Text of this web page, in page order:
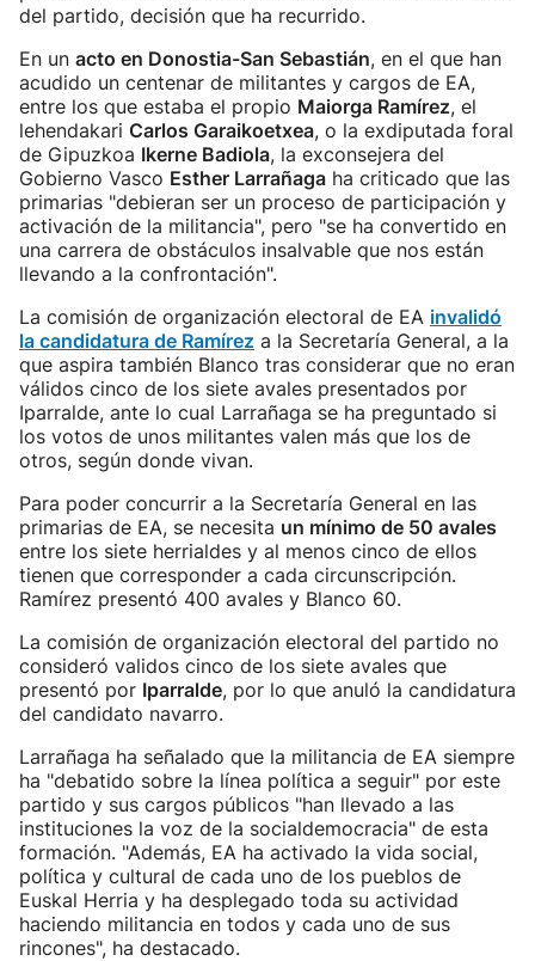
del partido, decisión que ha recurrido.
En un acto en Donostia-San Sebastián, en el que han
acudido un centenar de militantes y cargos de EA,
entre los que estaba el propio Maiorga Ramírez, el
lehendakari Carlos Garaikoetxea, o la exdiputada foral
de Gipuzkoa Ikerne Badiola, la exconsejera del
Gobierno Vasco Esther Larrañaga ha criticado que las
primarias "debieran ser un proceso de participación y
activación de la militancia", pero "se ha convertido en
una carrera de obstáculos insalvable que nos están
llevando a la confrontación".
La comisión de organización electoral de EA invalidó
la candidatura de Ramírez a la Secretaría General, a la
que aspira también Blanco tras considerar que no eran
válidos cinco de los siete avales presentados por
Iparralde, ante lo cual Larrañaga se ha preguntado si
los votos de unos militantes valen más que los de
otros, según donde vivan.
Para poder concurrir a la Secretaría General en las
primarias de EA, se necesita un mínimo de 50 avales
entre los siete herrialdes y al menos cinco de ellos
tienen que corresponder a cada circunscripción.
Ramírez presentó 400 avales y Blanco 60.
La comisión de organización electoral del partido no
consideró validos cinco de los siete avales que
presentó por Iparralde, por lo que anuló la candidatura
del candidato navarro.
Larrañaga ha señalado que la militancia de EA siempre
ha "debatido sobre la línea política a seguir" por este
partido y sus cargos públicos "han llevado a las
instituciones la voz de la socialdemocracia" de esta
formación. "Además, EA ha activado la vida social,
política y cultural de cada uno de los pueblos de
Euskal Herria y ha desplegado toda su actividad
haciendo militancia en todos y cada uno de sus
rincones", ha destacado.